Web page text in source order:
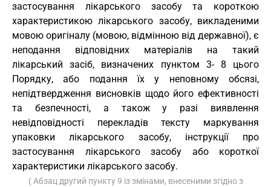
застосування лікарського засобу та короткою
характеристикою лікарського засобу, викладеними
мовою оригіналу (мовою, відмінною від державної), є
неподання відповідних матеріалів на такий
лікарський засіб, визначених пунктом 3- 8 цього
Порядку, або подання їх у неповному обсязі,
непідтвердження висновків щодо його ефективності
та безпечності, а також у разі виявлення
невідповідності перекладів тексту маркування
упаковки лікарського засобу, інструкції про
застосування лікарського засобу або короткої
характеристики лікарського засобу.
( Абзац другий пункту 9 із змінами, внесеними згідно з